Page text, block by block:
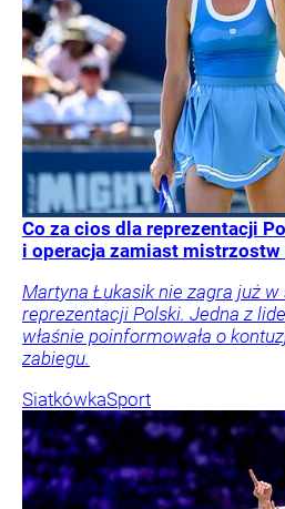
Co za cios dla reprezentacji
i operacja zamiast mistrzostw
Martyna Łukasik nie zagra już
reprezentacji Polski. Jedna z
właśnie poinformowała o
zabiegu.
SiatkówkaSport